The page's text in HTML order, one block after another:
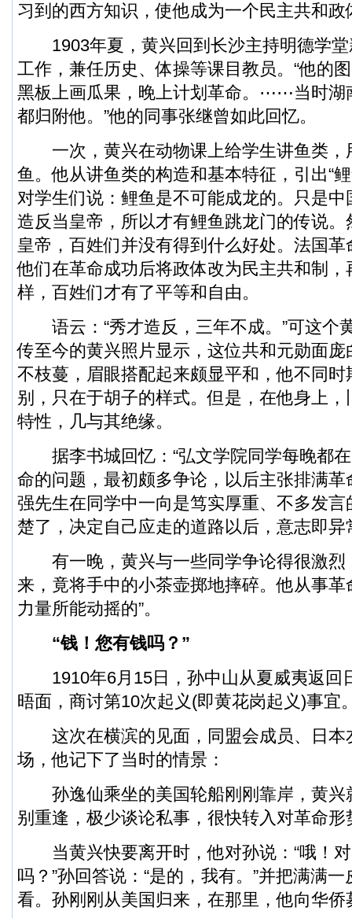
习到的西方知识，使他成为一个民主共和政
1903年夏，黄兴回到长沙主持明德学堂
工作，兼任历史、体操等课目教员。“他的
黑板上画瓜果，晚上计划革命。⋯⋯当时湖
都归附他。”他的同事张继曾如此回忆。
一次，黄兴在动物课上给学生讲鱼类，
鱼。他从讲鱼类的构造和基本特征，引出“
对学生们说：鲤鱼是不可能成龙的。只是
造反当皇帝，所以才有鲤鱼跳龙门的传说
皇帝，百姓们并没有得到什么好处。法国
他们在革命成功后将政体改为民主共和制
样，百姓们才有了平等和自由。
语云：“秀才造反，三年不成。”可这个
传至今的黄兴照片显示，这位共和元勋面
不枝蔓，眉眼搭配起来颇显平和，他不同
别，只在于胡子的样式。但是，在他身上
特性，几与其绝缘。
据李书城回忆：“弘文学院同学每晚都在
命的问题，最初颇多争论，以后主张排满
强先生在同学中一向是笃实厚重、不多发
楚了，决定自己应走的道路以后，意志即异
有一晚，黄兴与一些同学争论得很激烈
来，竟将手中的小茶壶掷地摔碎。他从事革
力量所能动摇的”。
“钱！您有钱吗？”
1910年6月15日，孙中山从夏威夷返回
晤面，商讨第10次起义(即黄花岗起义)事宜
这次在横滨的见面，同盟会成员、日本
场，他记下了当时的情景：
孙逸仙乘坐的美国轮船刚刚靠岸，黄兴
别重逢，极少谈论私事，很快转入对革命
当黄兴快要离开时，他对孙说：“哦！对
吗？”孙回答说：“是的，我有。”并把满满
看。孙刚刚从美国归来，在那里，他向华侨